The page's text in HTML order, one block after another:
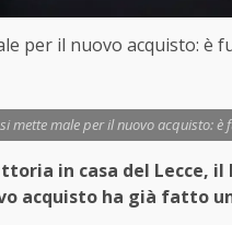
per il nuovo acquisto: è
mette male per il nuovo acquisto: è
in casa del Lecce,
acquisto ha già fatto